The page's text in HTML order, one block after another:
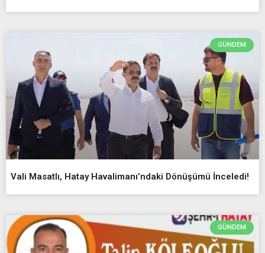
GÜNDEM
Vali Masatlı, Hatay Havalimanı’ndaki Dönüşümü İnceledi!
GÜNDEM